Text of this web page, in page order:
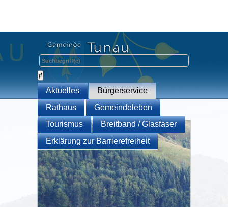
Aktuelles
Bürgerservice
Rathaus
Gemeindeleben
Tourismus
Breitband / Glasfaser
Erklärung zur Barrierefreiheit